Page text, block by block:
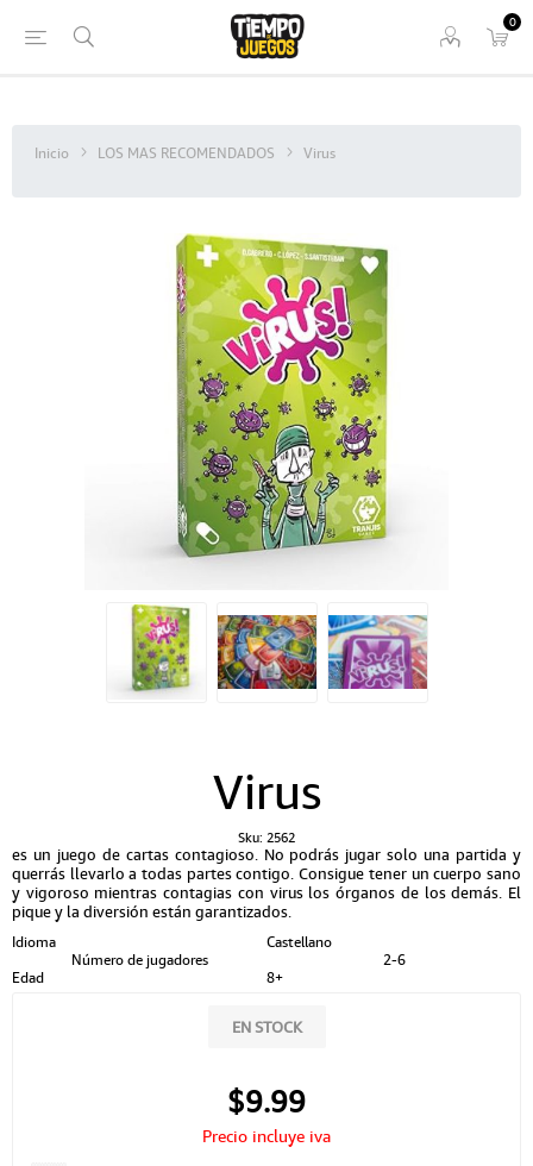
0
Inicio LOS MAS RECOMENDADOS Virus
Virus
Sku: 2562
es un juego de cartas contagioso. No podrás jugar solo una partida y
querrás llevarlo a todas partes contigo. Consigue tener un cuerpo sano
y vigoroso mientras contagias con virus los órganos de los demás. El
pique y la diversión están garantizados.
Idioma
Castellano
Número de jugadores
2-6
Edad
8+
EN STOCK
$9.99
Precio incluye iva